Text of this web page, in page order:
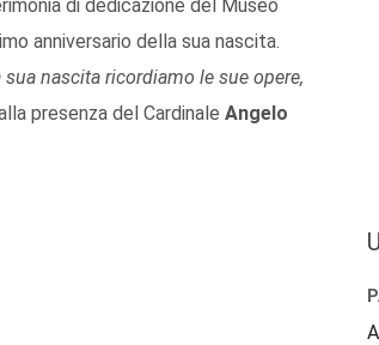
di dedicazione del Museo
anniversario della sua nascita.
nascita ricordiamo le sue opere,
presenza del Cardinale Angelo